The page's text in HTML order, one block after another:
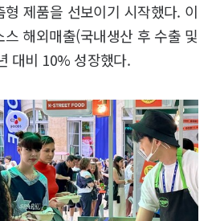
제품을 선보이기 시작했다. 이
해외매출(국내생산 후 수출 및
대비 10% 성장했다.